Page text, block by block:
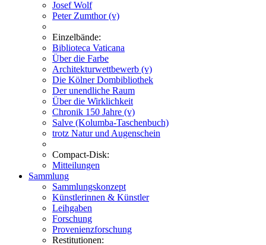
Josef Wolf
Peter Zumthor (v)
Einzelbände:
Biblioteca Vaticana
Über die Farbe
Architekturwettbewerb (v)
Die Kölner Dombibliothek
Der unendliche Raum
Über die Wirklichkeit
Chronik 150 Jahre (v)
Salve (Kolumba-Taschenbuch)
trotz Natur und Augenschein
Compact-Disk:
Mitteilungen
Sammlung
Sammlungskonzept
Künstlerinnen & Künstler
Leihgaben
Forschung
Provenienzforschung
Restitutionen: